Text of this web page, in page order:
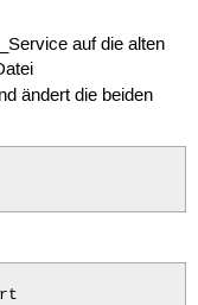
auf die alten
ändert die beiden